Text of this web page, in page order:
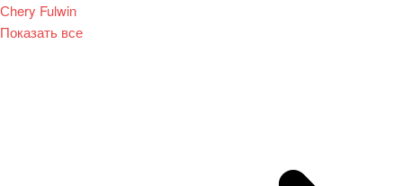
Сhery Fulwin
Показать все